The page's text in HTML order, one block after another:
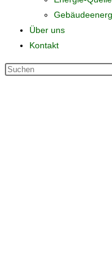
Über uns
Kontakt